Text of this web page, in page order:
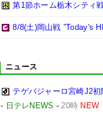
第1節ホーム栃木シティ
8/8(土)岡山戦 ”Today's
ニュース
テゲバジャーロ宮崎J2
- 日テレNEWS -20時 NEW